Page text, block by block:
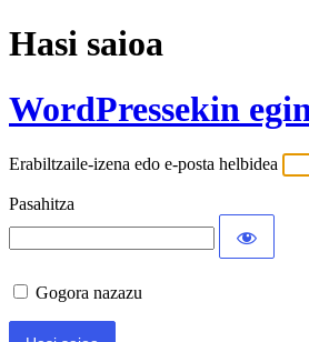
Hasi saioa
WordPressekin
Erabiltzaile-izena edo e-posta helbidea
Pasahitza
Gogora nazazu